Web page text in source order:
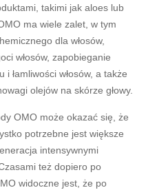
takimi jak aloes lub
ma wiele zalet, w tym
dla włosów,
włosów, zapobieganie
łamliwości włosów, a także
olejów na skórze głowy.
OMO może okazać się, że
potrzebne jest większe
intensywnymi
też dopiero po
widoczne jest, że po